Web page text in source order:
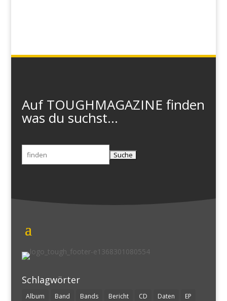
Auf TOUGHMAGAZINE finden
was du suchst...
Suchen
nach:
Schlagwörter
Album Band Bands Bericht CD Daten EP